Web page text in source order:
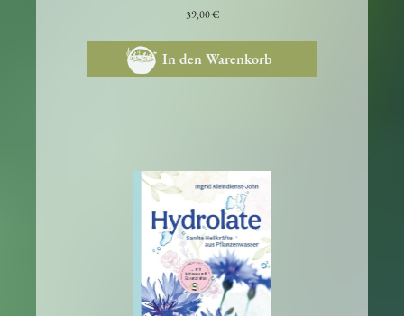
39,00 €
In den Warenkorb